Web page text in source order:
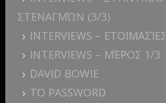
ΣΤΕΝΑΓΜΏΝ (3/3)
INTERVIEWS –
INTERVIEWS – ΜΈΡΟΣ 1/3
DAVID BOWIE
ΤΟ PASSWORD